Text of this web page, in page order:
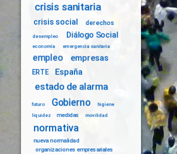
crisis sanitaria
crisis social derechos
desempleo Diálogo Social
economía emergencia sanitaria
empleo empresas
ERTE España
estado de alarma
futuro Gobierno higiene
liquidez medidas movilidad
normativa
nueva normalidad
organizaciones empresariales